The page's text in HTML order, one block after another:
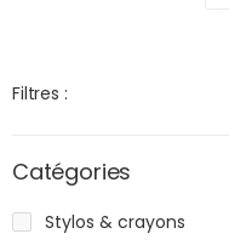
Filtres :
Catégories
Stylos & crayons